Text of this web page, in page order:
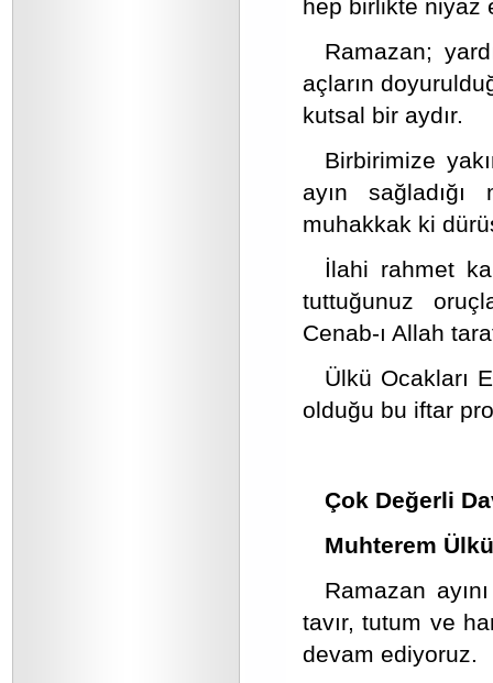
hep birlikte niyaz
Ramazan;
açların
kutsal bir aydır.
Birbirimize
ayın
muhakkak ki
İlahi rahmet
tuttuğunuz
Cenab-ı Allah
Ülkü Ocakları
olduğu bu iftar
Çok Değerli
Muhterem
Ramazan
tavır, tutum ve
devam ediyoruz.